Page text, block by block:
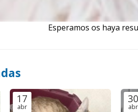
Esperamos os haya
17
abr
30
abr